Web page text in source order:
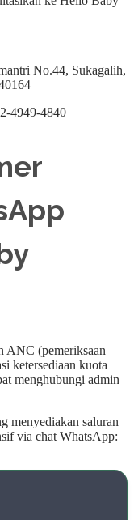
No.44, Sukagalih,
4949-4840
ANC (pemeriksaan
ketersediaan kuota
menghubungi admin
menyediakan saluran
via chat WhatsApp: